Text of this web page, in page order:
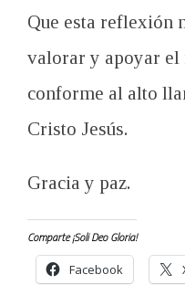
Que esta reflexión
valorar y apoyar
conforme al alto
Cristo Jesús.
Gracia y paz.
Comparte ¡Soli Deo Gloria!
Facebook